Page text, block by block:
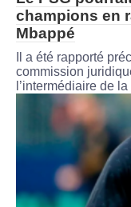
champions en
Mbappé
Il a été rapporté
commission
l’intermédiaire de la